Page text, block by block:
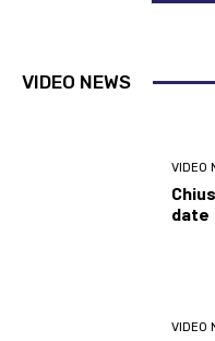
VIDEO NEWS
VIDEO
date
VIDEO